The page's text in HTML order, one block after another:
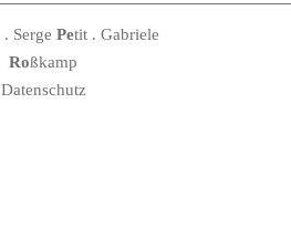
. Serge Petit . Gabriele
Roßkamp
Datenschutz